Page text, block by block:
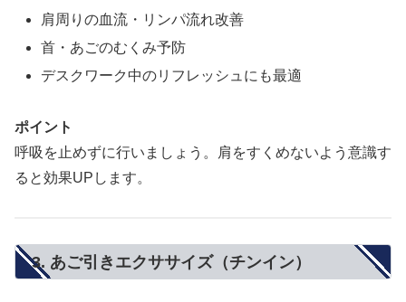
肩周りの血流・リンパ流れ改善
首・あごのむくみ予防
デスクワーク中のリフレッシュにも最適
ポイント
呼吸を止めずに行いましょう。肩をすくめないよう意識す
ると効果UPします。
3. あご引きエクササイズ（チンイン）